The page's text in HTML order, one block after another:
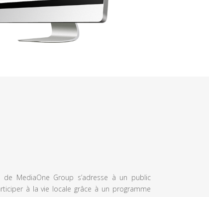
MediaOne Group s’adresse à un public
à la vie locale grâce à un programme